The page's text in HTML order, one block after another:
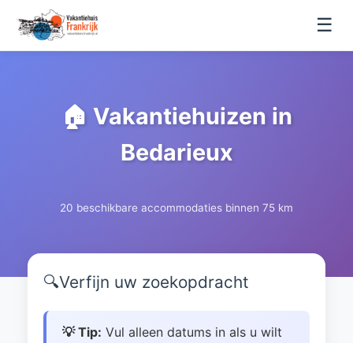
☰
🏠 Vakantiehuizen in
Bedarieux
20 beschikbare accommodaties binnen 75 km
🔍Verfijn uw zoekopdracht
💡 Tip: Vul alleen datums in als u wilt